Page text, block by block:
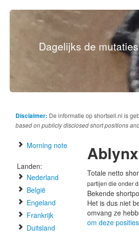
Dagelijks de
Disclaimer: De informatie op shortsell.nl is
based on publicly disclosed short positions
Morning note
Landen:
Nederland
België
Engeland
Frankrijk
Duitsland
Ablynx
Totale netto
partijen die onder
Bekende
Het is dus niet
omvang ze
om deze